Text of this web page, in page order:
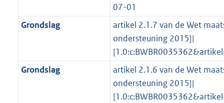
07-01
Grondslag
artikel 2.1.7 van de Wet
ondersteuning 2015]|
Grondslag
artikel 2.1.6 van de Wet
ondersteuning 2015]|